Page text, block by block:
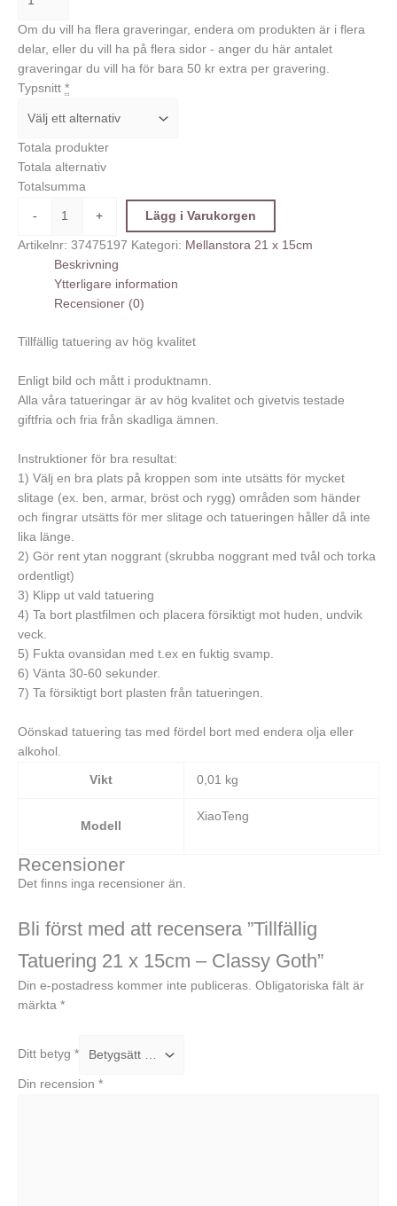
Om du vill ha flera graveringar, endera om produkten är i flera
delar, eller du vill ha på flera sidor - anger du här antalet
graveringar du vill ha för bara 50 kr extra per gravering.
Typsnitt *
Totala produkter
Totala alternativ
Totalsumma
- + Lägg i Varukorgen
Artikelnr: 37475197 Kategori: Mellanstora 21 x 15cm
Beskrivning
Ytterligare information
Recensioner (0)
Tillfällig tatuering av hög kvalitet
Enligt bild och mått i produktnamn.
Alla våra tatueringar är av hög kvalitet och givetvis testade
giftfria och fria från skadliga ämnen.
Instruktioner för bra resultat:
1) Välj en bra plats på kroppen som inte utsätts för mycket
slitage (ex. ben, armar, bröst och rygg) områden som händer
och fingrar utsätts för mer slitage och tatueringen håller då inte
lika länge.
2) Gör rent ytan noggrant (skrubba noggrant med tvål och torka
ordentligt)
3) Klipp ut vald tatuering
4) Ta bort plastfilmen och placera försiktigt mot huden, undvik
veck.
5) Fukta ovansidan med t.ex en fuktig svamp.
6) Vänta 30-60 sekunder.
7) Ta försiktigt bort plasten från tatueringen.
Oönskad tatuering tas med fördel bort med endera olja eller
alkohol.
Vikt 0,01 kg
Modell
XiaoTeng
Recensioner
Det finns inga recensioner än.
Bli först med att recensera ”Tillfällig
Tatuering 21 x 15cm – Classy Goth”
Din e-postadress kommer inte publiceras. Obligatoriska fält är
märkta *
Ditt betyg *
Din recension *